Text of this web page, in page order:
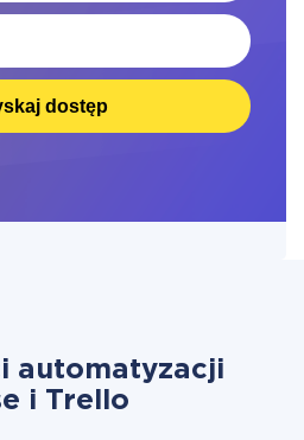
dostęp
automatyzacji
i Trello